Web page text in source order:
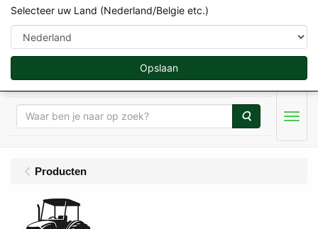
Zoeken Menu
Producten
Selecteer uw Land (Nederland/Belgie etc.)
Opslaan